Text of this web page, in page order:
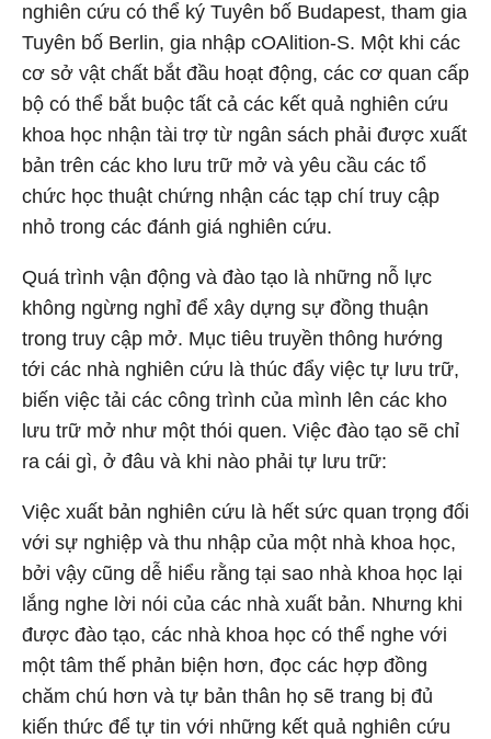
nghiên cứu có thể ký Tuyên bố Budapest, tham gia
Tuyên bố Berlin, gia nhập cOAlition-S. Một khi các
cơ sở vật chất bắt đầu hoạt động, các cơ quan cấp
bộ có thể bắt buộc tất cả các kết quả nghiên cứu
khoa học nhận tài trợ từ ngân sách phải được xuất
bản trên các kho lưu trữ mở và yêu cầu các tổ
chức học thuật chứng nhận các tạp chí truy cập
nhỏ trong các đánh giá nghiên cứu.
Quá trình vận động và đào tạo là những nỗ lực
không ngừng nghỉ để xây dựng sự đồng thuận
trong truy cập mở. Mục tiêu truyền thông hướng
tới các nhà nghiên cứu là thúc đẩy việc tự lưu trữ,
biến việc tải các công trình của mình lên các kho
lưu trữ mở như một thói quen. Việc đào tạo sẽ chỉ
ra cái gì, ở đâu và khi nào phải tự lưu trữ:
Việc xuất bản nghiên cứu là hết sức quan trọng đối
với sự nghiệp và thu nhập của một nhà khoa học,
bởi vậy cũng dễ hiểu rằng tại sao nhà khoa học lại
lắng nghe lời nói của các nhà xuất bản. Nhưng khi
được đào tạo, các nhà khoa học có thể nghe với
một tâm thế phản biện hơn, đọc các hợp đồng
chăm chú hơn và tự bản thân họ sẽ trang bị đủ
kiến thức để tự tin với những kết quả nghiên cứu